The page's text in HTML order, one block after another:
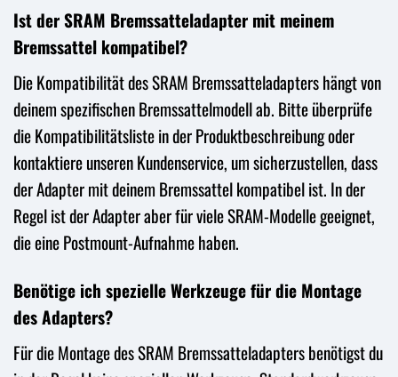
Ist der SRAM Bremssatteladapter mit meinem
Bremssattel kompatibel?
Die Kompatibilität des SRAM Bremssatteladapters hängt von
deinem spezifischen Bremssattelmodell ab. Bitte überprüfe
die Kompatibilitätsliste in der Produktbeschreibung oder
kontaktiere unseren Kundenservice, um sicherzustellen, dass
der Adapter mit deinem Bremssattel kompatibel ist. In der
Regel ist der Adapter aber für viele SRAM-Modelle geeignet,
die eine Postmount-Aufnahme haben.
Benötige ich spezielle Werkzeuge für die Montage
des Adapters?
Für die Montage des SRAM Bremssatteladapters benötigst du